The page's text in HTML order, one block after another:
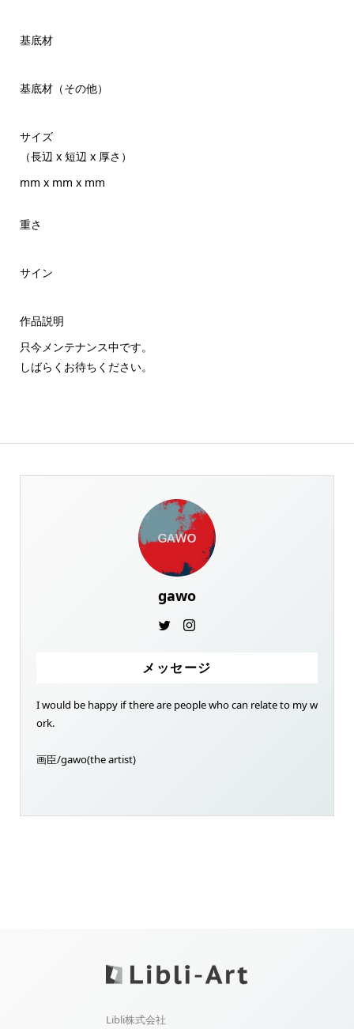
基底材
基底材（その他）
サイズ
（長辺 x 短辺 x 厚さ）
mm x mm x mm
重さ
サイン
作品説明
只今メンテナンス中です。
しばらくお待ちください。
gawo
メッセージ
I would be happy if there are people who can relate to my w
ork.
画臣/gawo(the artist)
Libli株式会社